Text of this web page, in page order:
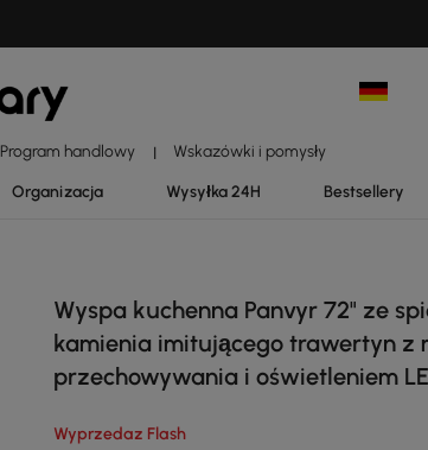
Program handlowy | Wskazówki i pomysły
Organizacja Wysyłka 24H Bestsellery
Wyspa kuchenna Panvyr 72" ze
kamienia imitującego trawertyn z
przechowywania i oświetleniem
Wyprzedaz Flash